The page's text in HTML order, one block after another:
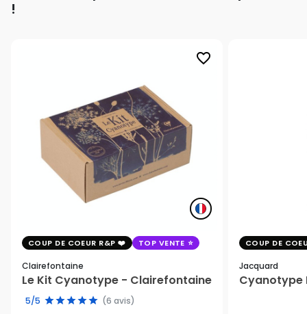
!
favorite_border
COUP DE COEUR R&P TOP VENTE
Clairefontaine
Le Kit Cyanotype - Clairefontaine
5/5 (6 avis)
COUP DE
Jacquard
Cyanotype